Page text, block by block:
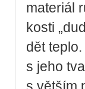
ma­te­ri­ál
kos­ti
dět
s jeho